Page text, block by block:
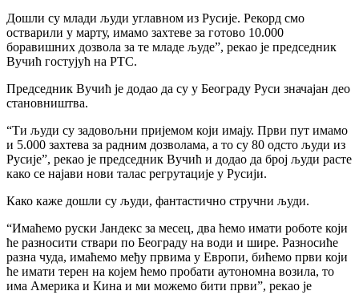
Дошли су млади људи углавном из Русије. Рекорд смо
остварили у марту, имамо захтеве за готово 10.000
боравишних дозвола за те младе људе”, рекао је председник
Вучић гостујућ на РТС.
Председник Вучић је додао да су у Београду Руси значајан део
становништва.
“Ти људи су задовољни пријемом који имају. Први пут имамо
и 5.000 захтева за радним дозволама, а то су 80 одсто људи из
Русије”, рекао је председник Вучић и додао да број људи расте
како се најави нови талас регрутације у Русији.
Како каже дошли су људи, фантастично стручни људи.
“Имаћемо руски Јандекс за месец, два ћемо имати роботе који
ће разносити ствари по Београду на води и шире. Разносиће
разна чуда, имаћемо међу првима у Европи, бићемо први који
ће имати терен на којем ћемо пробати аутономна возила, то
има Америка и Кина и ми можемо бити први”, рекао је